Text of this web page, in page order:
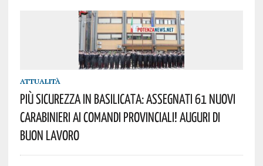
ATTUALITÀ
Più Sicurezza In Basilicata: Assegnati 61 Nuovi
Carabinieri Ai Comandi Provinciali! Auguri Di
Buon Lavoro